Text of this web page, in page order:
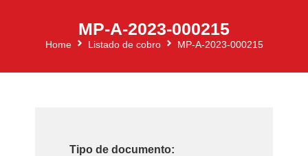
MP-A-2023-000215
Home Listado de cobro MP-A-2023-000215
Tipo de documento: